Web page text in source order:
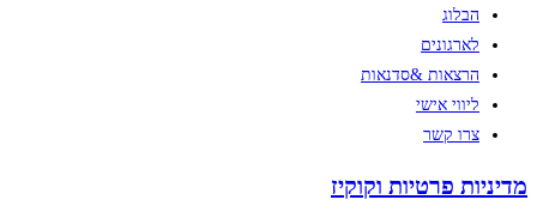
הבלוג
לארגונים
הרצאות &סדנאות
ליווי אישי
צרו קשר
מדיניות פרטיות וקוקיז